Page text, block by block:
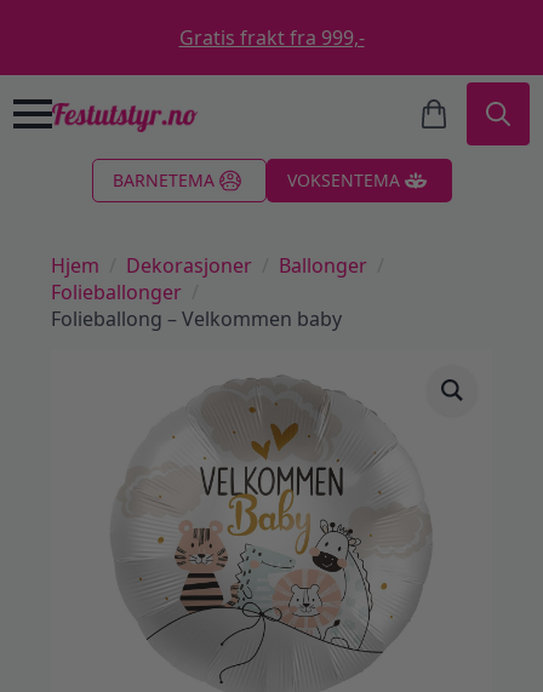
Gratis frakt fra 999,-
BARNETEMA VOKSENTEMA
Hjem Dekorasjoner
Ballonger
Folieballonger
Folieballong – Velkommen baby